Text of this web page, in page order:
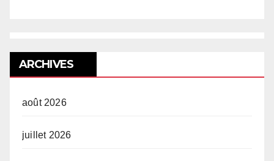
ARCHIVES
août 2026
juillet 2026